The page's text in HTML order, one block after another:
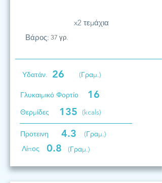
x2 τεμάχια
Βάρος: 37 γρ.
Υδατάν. 26 (Γραμ.)
Γλυκαιμικό Φορτίο 16
Θερμίδες 135 (kcals)
Προτεινη 4.3
(Γραμ.)
Λίπος
0.8 (Γραμ.)